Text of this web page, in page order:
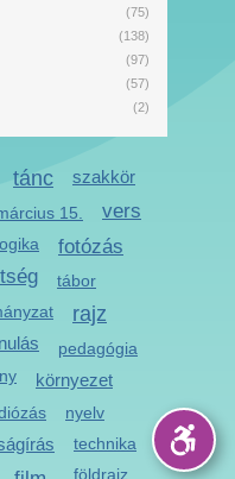
(75)
(138)
(97)
(57)
(2)
tánc
15.
szakkör
vers
fotózás
tábor
rajz
pedagógia
környezet
nyelv
technika
földrajz